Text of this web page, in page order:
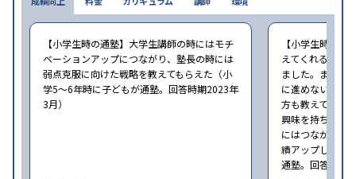
【小学生時の通塾】大学生講師の時にはモチ
ベーションアップにつながり、塾長の時には
弱点克服に向けた戦略を教えてもらえた（小
学5〜6年時に子どもが通塾。回答時期2023年
3月）
【小学生時の通
えてくれるので
ました。また仕
に進めないタイ
方も教えてくれ
興味を持ち取り
にはつながりま
績アップしまし
通塾。回答時期